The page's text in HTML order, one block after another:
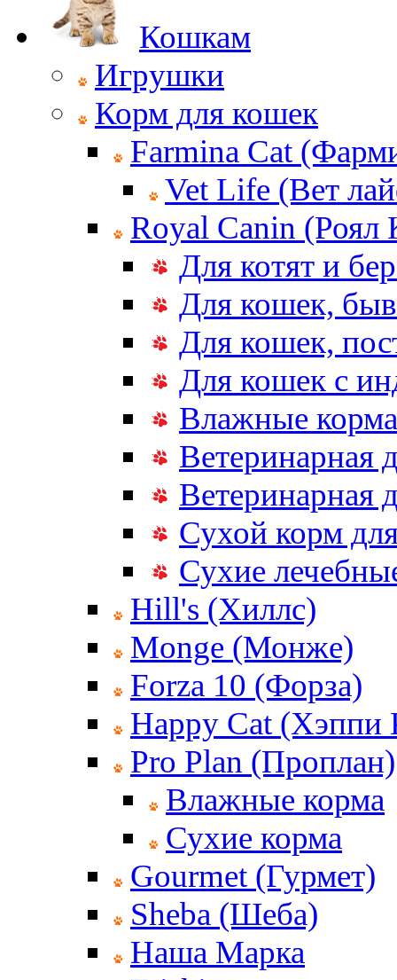
Кошкам
Игрушки
Корм для кошек
Farmina Cat
Vet Life (Вет
Royal Canin (Роял
Для котят и
Для кошек,
Для кошек,
Для кошек с
Влажные
Ветеринарная
Ветеринарная
Сухой корм
Сухие
Hill's (Хиллс)
Monge (Монже)
Forza 10 (Форза)
Happy Cat (Хэппи
Pro Plan (Проплан)
Влажные корма
Сухие корма
Gourmet (Гурмет)
Sheba (Шеба)
Наша Марка